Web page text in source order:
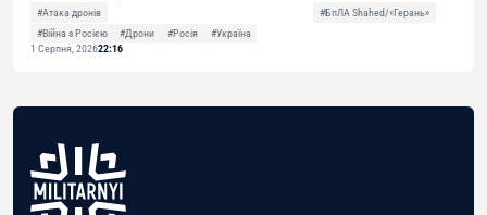
#Атака дронів
#БпЛА Shahed/«Герань»
#Війна з Росією
#Дрони #Росія
#Україна
1 Серпня, 202622:16